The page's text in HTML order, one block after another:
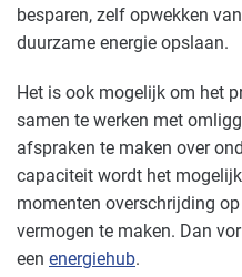
besparen, zelf opwekken
duurzame energie opslaan.
Het is ook mogelijk om het
samen te werken met
afspraken te maken over
capaciteit wordt het
momenten overschrijding
vermogen te maken. Dan
een energiehub.